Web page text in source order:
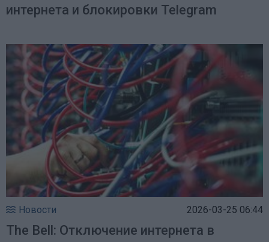
интернета и блокировки Telegram
Новости 2026-03-25 06:44
The Bell: Отключение интернета в